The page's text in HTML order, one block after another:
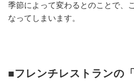
季節によって変わるとのことで、
なってしまいます。
■フレンチレストランの